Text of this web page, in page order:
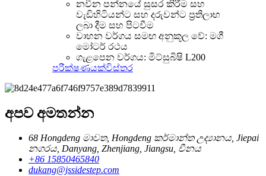
නවීන පන්නයේ සුසර කිරීම සහ
වැඩිහිටියන්ට සහ දරුවන්ට ප්‍රතිලාභ
ලබා දීම සහ පිටවීම
වාහන වර්ගය සමඟ අනුකූල වේ: මගී
මෝටර් රථය
ගැළපෙන වර්ගය: මිට්සුබිෂි L200
පරීක්ෂණයක්විස්තර
අපව අමතන්න
68 Hongdeng මාවත, Hongdeng කර්මාන්ත උද්‍යානය, Jiepai
නගරය, Danyang, Zhenjiang, Jiangsu, චීනය
+86 15850465840
dukang@jssidestep.com